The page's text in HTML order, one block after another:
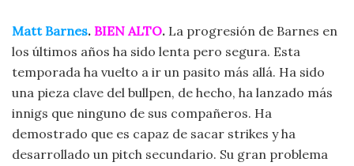
Matt Barnes. BIEN ALTO. La progresión de Barnes en
los últimos años ha sido lenta pero segura. Esta
temporada ha vuelto a ir un pasito más allá. Ha sido
una pieza clave del bullpen, de hecho, ha lanzado más
innigs que ninguno de sus compañeros. Ha
demostrado que es capaz de sacar strikes y ha
desarrollado un pitch secundario. Su gran problema